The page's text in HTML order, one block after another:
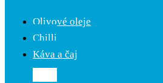
Olivové oleje
Chilli
Káva a čaj